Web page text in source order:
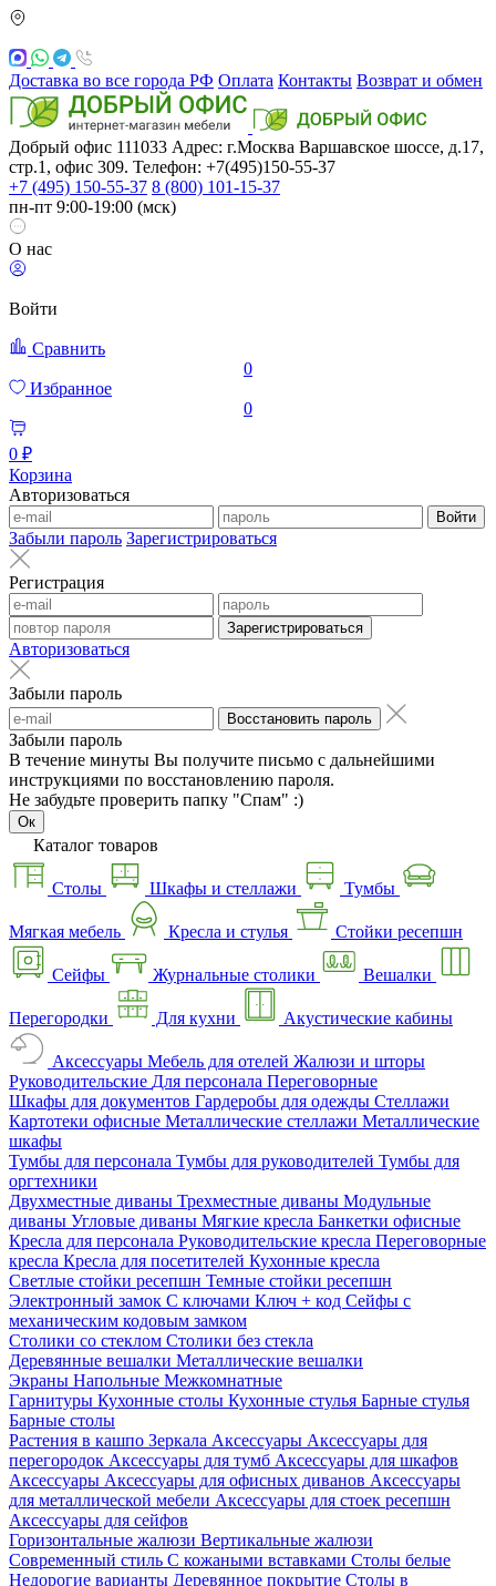
Доставка во все города РФ Оплата Контакты Возврат и обмен
Добрый офис 111033 Адрес: г.Москва Варшавское шоссе, д.17,
стр.1, офис 309. Телефон: +7(495)150-55-37
+7 (495) 150-55-37 8 (800) 101-15-37
пн-пт 9:00-19:00 (мск)
О нас
Войти
Сравнить
0
Избранное
0
0 ₽
Корзина
Авторизоваться
Войти
Забыли пароль Зарегистрироваться
Регистрация
Зарегистрироваться
Авторизоваться
Забыли пароль
Восстановить пароль
Забыли пароль
В течение минуты Вы получите письмо с дальнейшими
инструкциями по восстановлению пароля.
Не забудьте проверить папку "Спам" :)
Ок
Каталог товаров
Столы Шкафы и стеллажи Тумбы
Мягкая мебель Кресла и стулья Стойки ресепшн
Сейфы Журнальные столики Вешалки
Перегородки Для кухни Акустические кабины
Аксессуары Мебель для отелей Жалюзи и шторы
Руководительские Для персонала Переговорные
Шкафы для документов Гардеробы для одежды Стеллажи
Картотеки офисные Металлические стеллажи Металлические
шкафы
Тумбы для персонала Тумбы для руководителей Тумбы для
оргтехники
Двухместные диваны Трехместные диваны Модульные
диваны Угловые диваны Мягкие кресла Банкетки офисные
Кресла для персонала Руководительские кресла Переговорные
кресла Кресла для посетителей Кухонные кресла
Светлые стойки ресепшн Темные стойки ресепшн
Электронный замок С ключами Ключ + код Сейфы с
механическим кодовым замком
Столики со стеклом Столики без стекла
Деревянные вешалки Металлические вешалки
Экраны Напольные Межкомнатные
Гарнитуры Кухонные столы Кухонные стулья Барные стулья
Барные столы
Растения в кашпо Зеркала Аксессуары Аксессуары для
перегородок Аксессуары для тумб Аксессуары для шкафов
Аксессуары Аксессуары для офисных диванов Аксессуары
для металлической мебели Аксессуары для стоек ресепшн
Аксессуары для сейфов
Горизонтальные жалюзи Вертикальные жалюзи
Современный стиль С кожаными вставками Столы белые
Недорогие варианты Деревянное покрытие Столы в